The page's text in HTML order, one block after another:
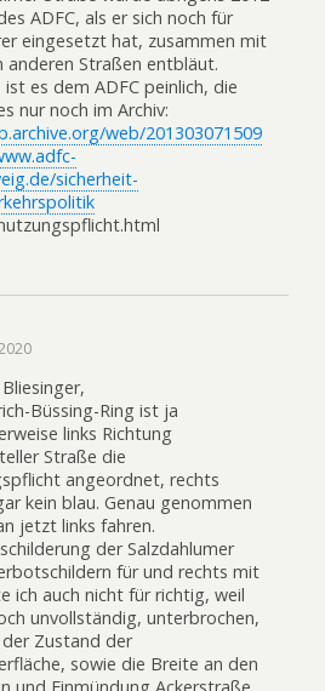
ADFC, als er sich noch für
eingesetzt hat, zusammen mit
anderen Straßen entbläut.
ist es dem ADFC peinlich, die
nur noch im Archiv:
web/201303071509
sicherheit-
Büssing-Ring ist ja
links Richtung
Straße die
angeordnet, rechts
kein blau. Genau genommen
jetzt links fahren.
der Salzdahlumer
für und rechts mit
ich auch nicht für richtig, weil
unvollständig, unterbrochen,
Zustand der
sowie die Breite an den